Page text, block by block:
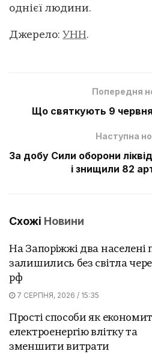
однієї людини.
Джерело: УНН.
Попередня
Що святкують 9 червня
Наступна
За добу Сили оборони
і знищили 82
Схожі Новини
На Запоріжжі два населені
залишились без світла
рф
7 СЕРПНЯ, 2026 / 15:35
Прості способи як
електроенергію влітку та
зменшити витрати